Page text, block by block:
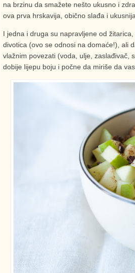
na brzinu da smažete nešto ukusno i
ova prva hrskavija, obično slađa i
I jedna i druga su napravljene od
divotica (ovo se odnosi na domaće!), ali
vlažnim povezati (voda, ulje, zaslađivač,
dobije lijepu boju i počne da miriše da